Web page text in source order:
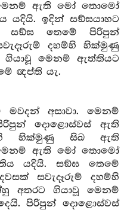
මෙනම් ඇති මෝ තොමෝ
යදියි. ඉදින් සඞ්ඝයාහට
තෙමේ පිරිපුන්
දහම්හි හික්මුණු
මෙනම් ඇත්තියට
ඥප්ති යැ.
මවදන් අසාවා. මෙනම්
දොළොස්වස් ඇති
හික්මුණු සිඛ ඇති
මෙනම් ඇති මෝ තොමෝ
යදියි. සඞ්ඝ තෙමේ
සවැදෑරුම් දහම්හි
අතරට ගියාවූ මෙනම්
පිරිපුන් දොළොස්වස්